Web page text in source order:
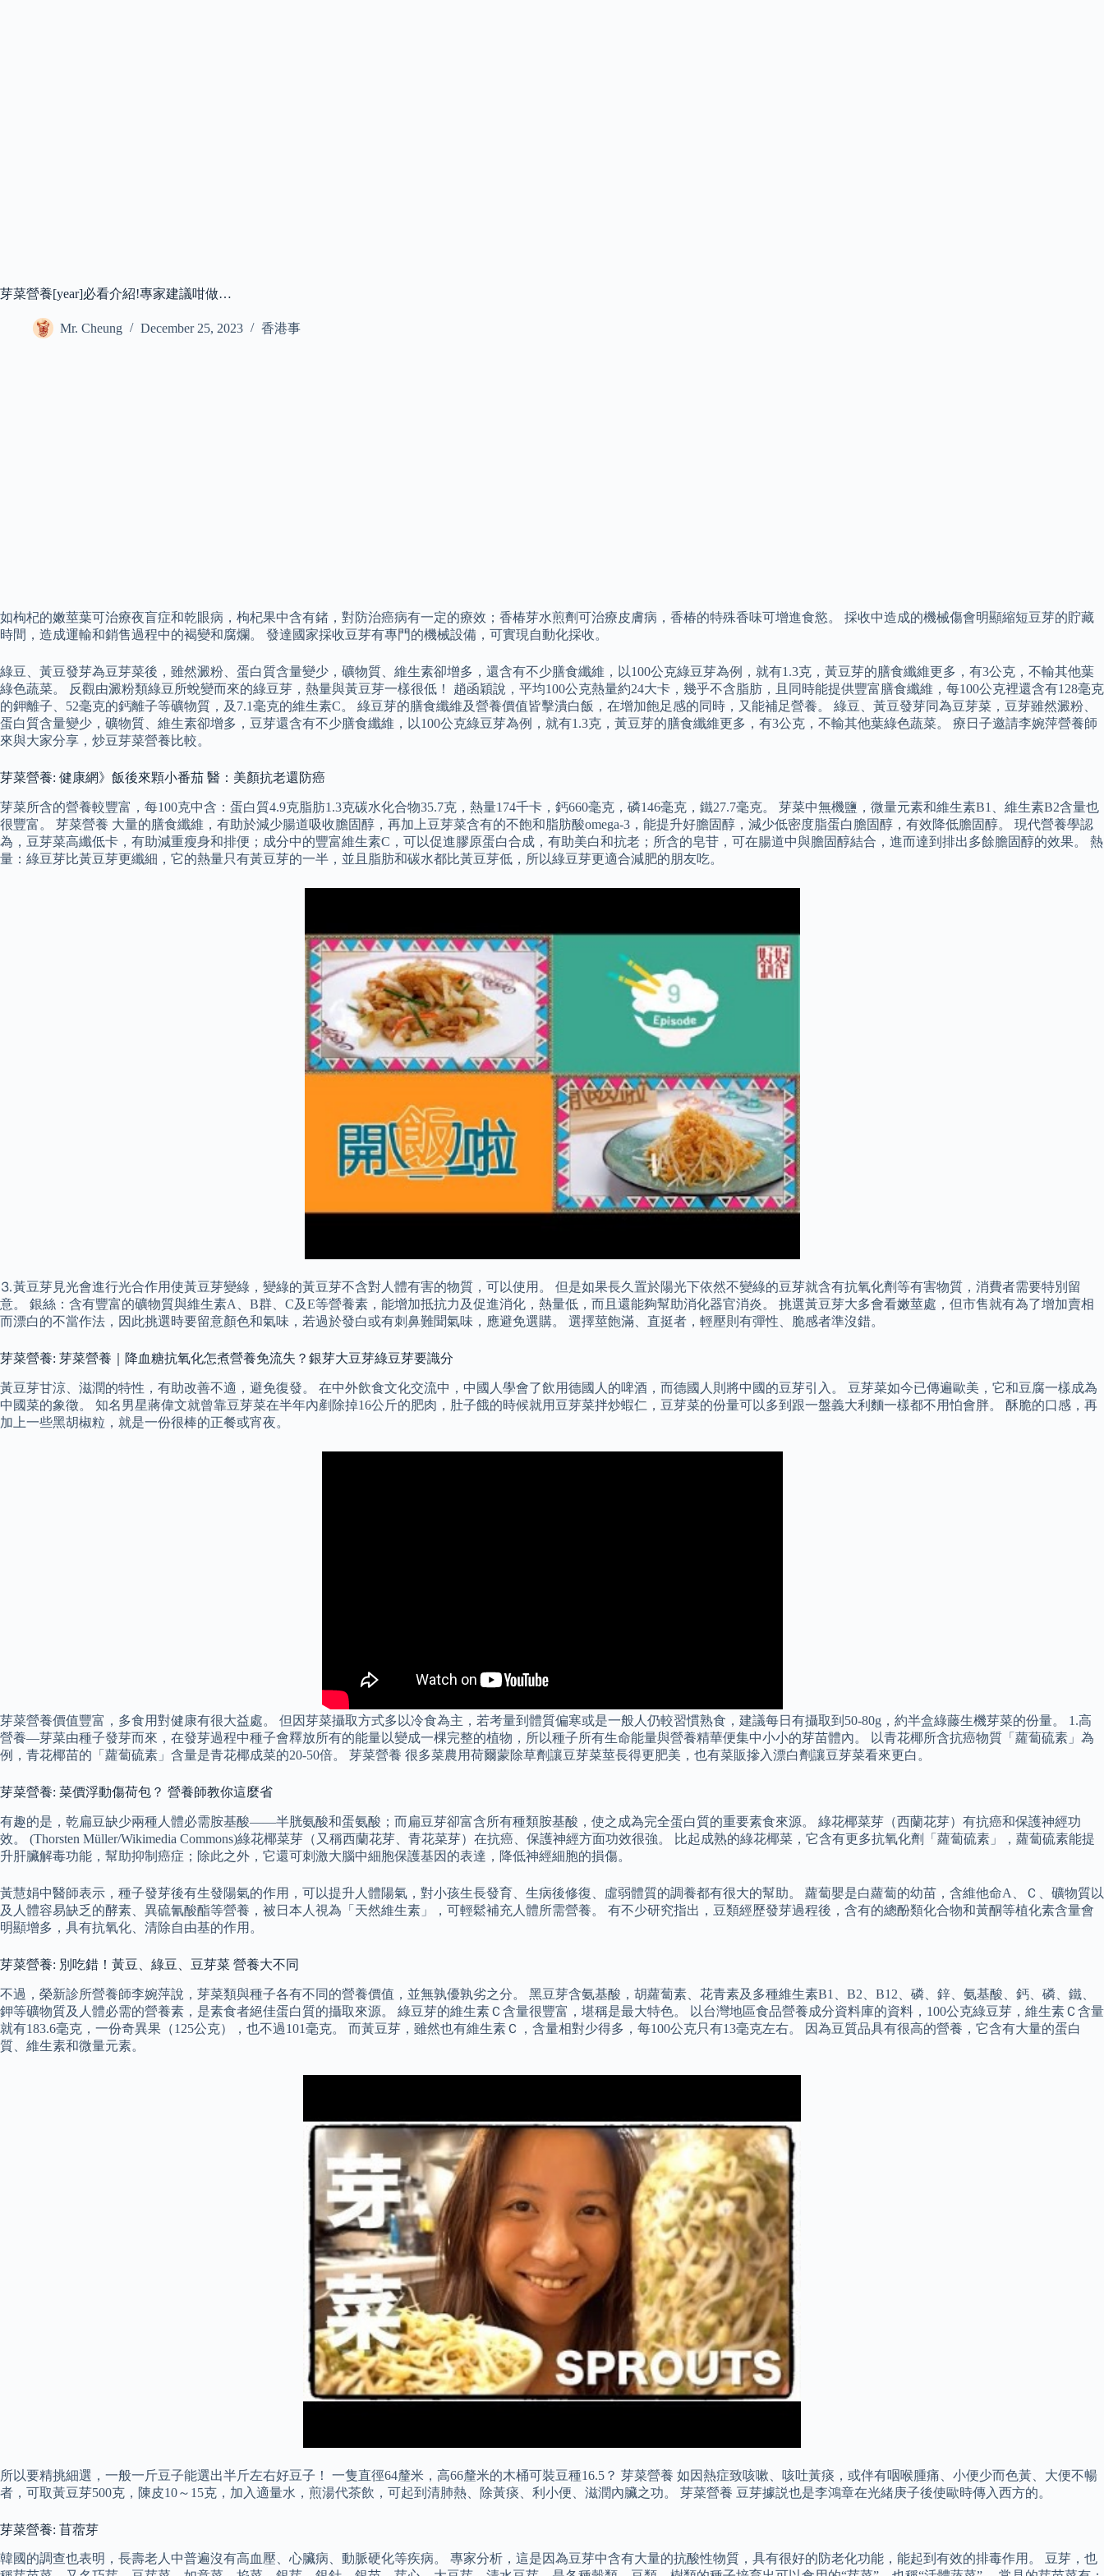
芽菜營養[year]必看介紹!專家建議咁做…
Mr. Cheung December 25, 2023 香港事
如枸杞的嫩莖葉可治療夜盲症和乾眼病，枸杞果中含有鍺，對防治癌病有一定的療效；香椿芽水煎劑可治療皮膚病，香椿的特殊香味可增進食慾。 採收中造成的機械傷會明顯縮短豆芽的貯藏
時間，造成運輸和銷售過程中的褐變和腐爛。 發達國家採收豆芽有專門的機械設備，可實現自動化採收。
綠豆、黃豆發芽為豆芽菜後，雖然澱粉、蛋白質含量變少，礦物質、維生素卻增多，還含有不少膳食纖維，以100公克綠豆芽為例，就有1.3克，黃豆芽的膳食纖維更多，有3公克，不輸其他葉
綠色蔬菜。 反觀由澱粉類綠豆所蛻變而來的綠豆芽，熱量與黃豆芽一樣很低！ 趙函穎說，平均100公克熱量約24大卡，幾乎不含脂肪，且同時能提供豐富膳食纖維，每100公克裡還含有128毫克
的鉀離子、52毫克的鈣離子等礦物質，及7.1毫克的維生素C。 綠豆芽的膳食纖維及營養價值皆擊潰白飯，在增加飽足感的同時，又能補足營養。 綠豆、黃豆發芽同為豆芽菜，豆芽雖然澱粉、
蛋白質含量變少，礦物質、維生素卻增多，豆芽還含有不少膳食纖維，以100公克綠豆芽為例，就有1.3克，黃豆芽的膳食纖維更多，有3公克，不輸其他葉綠色蔬菜。 療日子邀請李婉萍營養師
來與大家分享，炒豆芽菜營養比較。
芽菜營養: 健康網》飯後來顆小番茄 醫：美顏抗老還防癌
芽菜所含的營養較豐富，每100克中含：蛋白質4.9克脂肪1.3克碳水化合物35.7克，熱量174千卡，鈣660毫克，磷146毫克，鐵27.7毫克。 芽菜中無機鹽，微量元素和維生素B1、維生素B2含量也
很豐富。 芽菜營養 大量的膳食纖維，有助於減少腸道吸收膽固醇，再加上豆芽菜含有的不飽和脂肪酸omega-3，能提升好膽固醇，減少低密度脂蛋白膽固醇，有效降低膽固醇。 現代營養學認
為，豆芽菜高纖低卡，有助減重瘦身和排便；成分中的豐富維生素C，可以促進膠原蛋白合成，有助美白和抗老；所含的皂苷，可在腸道中與膽固醇結合，進而達到排出多餘膽固醇的效果。 熱
量：綠豆芽比黃豆芽更纖細，它的熱量只有黃豆芽的一半，並且脂肪和碳水都比黃豆芽低，所以綠豆芽更適合減肥的朋友吃。
⒊黃豆芽見光會進行光合作用使黃豆芽變綠，變綠的黃豆芽不含對人體有害的物質，可以使用。 但是如果長久置於陽光下依然不變綠的豆芽就含有抗氧化劑等有害物質，消費者需要特別留
意。 銀絲：含有豐富的礦物質與維生素A、B群、C及E等營養素，能增加抵抗力及促進消化，熱量低，而且還能夠幫助消化器官消炎。 挑選黃豆芽大多會看嫩莖處，但市售就有為了增加賣相
而漂白的不當作法，因此挑選時要留意顏色和氣味，若過於發白或有刺鼻難聞氣味，應避免選購。 選擇莖飽滿、直挺者，輕壓則有彈性、脆感者準沒錯。
芽菜營養: 芽菜營養｜降血糖抗氧化怎煮營養免流失？銀芽大豆芽綠豆芽要識分
黃豆芽甘涼、滋潤的特性，有助改善不適，避免復發。 在中外飲食文化交流中，中國人學會了飲用德國人的啤酒，而德國人則將中國的豆芽引入。 豆芽菜如今已傳遍歐美，它和豆腐一樣成為
中國菜的象徵。 知名男星蔣偉文就曾靠豆芽菜在半年內剷除掉16公斤的肥肉，肚子餓的時候就用豆芽菜拌炒蝦仁，豆芽菜的份量可以多到跟一盤義大利麵一樣都不用怕會胖。 酥脆的口感，再
加上一些黑胡椒粒，就是一份很棒的正餐或宵夜。
芽菜營養價值豐富，多食用對健康有很大益處。 但因芽菜攝取方式多以冷食為主，若考量到體質偏寒或是一般人仍較習慣熟食，建議每日有攝取到50-80g，約半盒綠藤生機芽菜的份量。 1.高
營養—芽菜由種子發芽而來，在發芽過程中種子會釋放所有的能量以變成一棵完整的植物，所以種子所有生命能量與營養精華便集中小小的芽苗體內。 以青花椰所含抗癌物質「蘿蔔硫素」為
例，青花椰苗的「蘿蔔硫素」含量是青花椰成菜的20-50倍。 芽菜營養 很多菜農用荷爾蒙除草劑讓豆芽菜莖長得更肥美，也有菜販摻入漂白劑讓豆芽菜看來更白。
芽菜營養: 菜價浮動傷荷包？ 營養師教你這麼省
有趣的是，乾扁豆缺少兩種人體必需胺基酸——半胱氨酸和蛋氨酸；而扁豆芽卻富含所有種類胺基酸，使之成為完全蛋白質的重要素食來源。 綠花椰菜芽（西蘭花芽）有抗癌和保護神經功
效。 (Thorsten Müller/Wikimedia Commons)綠花椰菜芽（又稱西蘭花芽、青花菜芽）在抗癌、保護神經方面功效很強。 比起成熟的綠花椰菜，它含有更多抗氧化劑「蘿蔔硫素」，蘿蔔硫素能提
升肝臟解毒功能，幫助抑制癌症；除此之外，它還可刺激大腦中細胞保護基因的表達，降低神經細胞的損傷。
黃慧娟中醫師表示，種子發芽後有生發陽氣的作用，可以提升人體陽氣，對小孩生長發育、生病後修復、虛弱體質的調養都有很大的幫助。 蘿蔔嬰是白蘿蔔的幼苗，含維他命A、Ｃ、礦物質以
及人體容易缺乏的酵素、異硫氰酸酯等營養，被日本人視為「天然維生素」，可輕鬆補充人體所需營養。 有不少研究指出，豆類經歷發芽過程後，含有的總酚類化合物和黃酮等植化素含量會
明顯增多，具有抗氧化、清除自由基的作用。
芽菜營養: 別吃錯！黃豆、綠豆、豆芽菜 營養大不同
不過，榮新診所營養師李婉萍說，芽菜類與種子各有不同的營養價值，並無孰優孰劣之分。 黑豆芽含氨基酸，胡蘿蔔素、花青素及多種維生素B1、B2、B12、磷、鋅、氨基酸、鈣、磷、鐵、
鉀等礦物質及人體必需的營養素，是素食者絕佳蛋白質的攝取來源。 綠豆芽的維生素Ｃ含量很豐富，堪稱是最大特色。 以台灣地區食品營養成分資料庫的資料，100公克綠豆芽，維生素Ｃ含量
就有183.6毫克，一份奇異果（125公克），也不過101毫克。 而黃豆芽，雖然也有維生素Ｃ，含量相對少得多，每100公克只有13毫克左右。 因為豆質品具有很高的營養，它含有大量的蛋白
質、維生素和微量元素。
所以要精挑細選，一般一斤豆子能選出半斤左右好豆子！ 一隻直徑64釐米，高66釐米的木桶可裝豆種16.5？ 芽菜營養 如因熱症致咳嗽、咳吐黃痰，或伴有咽喉腫痛、小便少而色黃、大便不暢
者，可取黃豆芽500克，陳皮10～15克，加入適量水，煎湯代茶飲，可起到清肺熱、除黃痰、利小便、滋潤內臟之功。 芽菜營養 豆芽據説也是李鴻章在光緒庚子後使歐時傳入西方的。
芽菜營養: 苜蓿芽
韓國的調查也表明，長壽老人中普遍沒有高血壓、心臟病、動脈硬化等疾病。 專家分析，這是因為豆芽中含有大量的抗酸性物質，具有很好的防老化功能，能起到有效的排毒作用。 豆芽，也